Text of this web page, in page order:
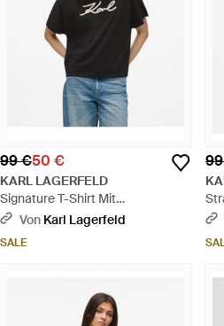
99 €50 €
KARL LAGERFELD
Signature T-Shirt Mit
Seilapplikation, Damen, Größe -
Von Karl Lagerfeld
SALE